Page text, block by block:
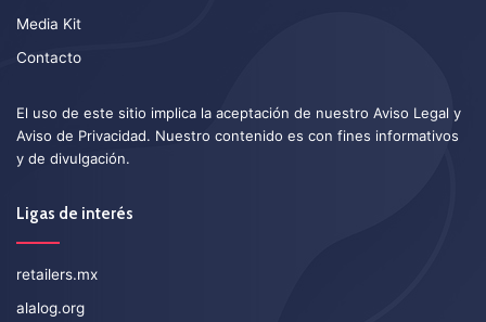
Media Kit
Contacto
El uso de este sitio implica la aceptación de nuestro Aviso Legal y
Aviso de Privacidad. Nuestro contenido es con fines informativos
y de divulgación.
Ligas de interés
retailers.mx
alalog.org